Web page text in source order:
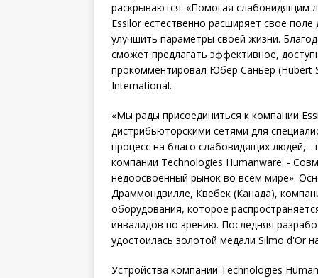
раскрываются. «Помогая слабовидящим
Essilor естественно расширяет свое
улучшить параметры своей жизни.
сможет предлагать эффективное,
прокомментировал Юбер Саньер (Hubert
International.
«Мы рады присоединиться к компании
дистрибьюторскими сетями для
процесс на благо слабовидящих людей, -
компании Technologies Humanware. -
недоосвоенный рынок во всем мире».
Драммондвилле, Квебек (Канада),
оборудования, которое
инвалидов по зрению. Последняя
удостоилась золотой медали Silmo d'Or
Устройства компании Technologies